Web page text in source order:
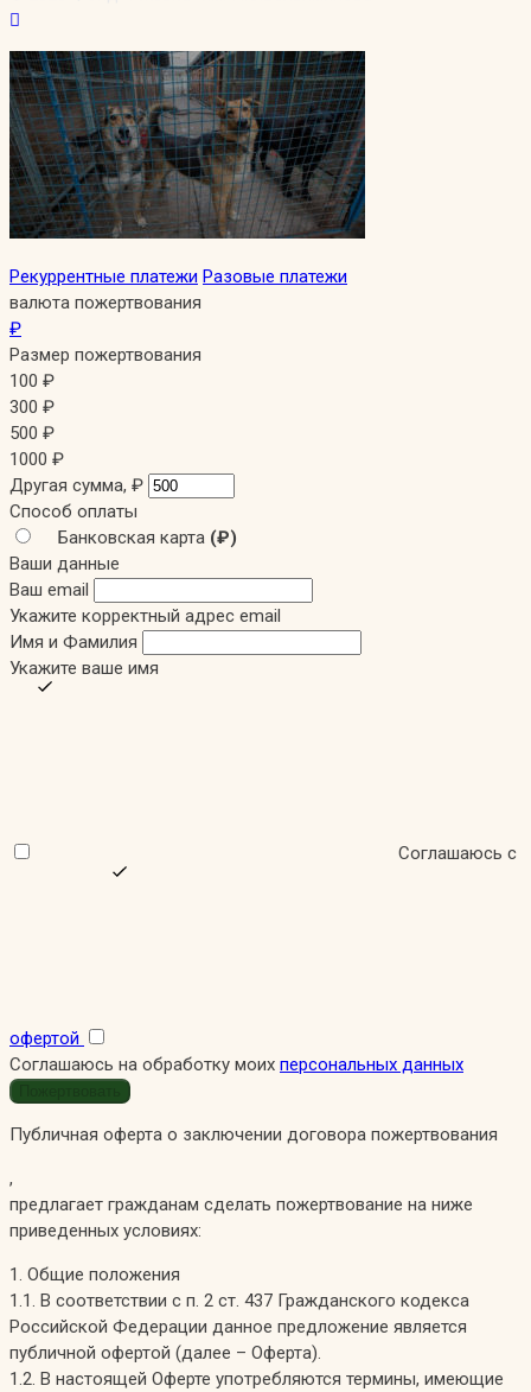
Рекуррентные платежи Разовые платежи
валюта пожертвования
₽
Размер пожертвования
100 ₽
300 ₽
500 ₽
1000 ₽
Другая сумма, ₽
Способ оплаты
Банковская карта (₽)
Ваши данные
Ваш email
Укажите корректный адрес email
Имя и Фамилия
Укажите ваше имя
Соглашаюсь с
офертой
Соглашаюсь на обработку моих персональных данных
Публичная оферта о заключении договора пожертвования
,
предлагает гражданам сделать пожертвование на ниже
приведенных условиях:
1. Общие положения
1.1. В соответствии с п. 2 ст. 437 Гражданского кодекса
Российской Федерации данное предложение является
публичной офертой (далее – Оферта).
1.2. В настоящей Оферте употребляются термины, имеющие